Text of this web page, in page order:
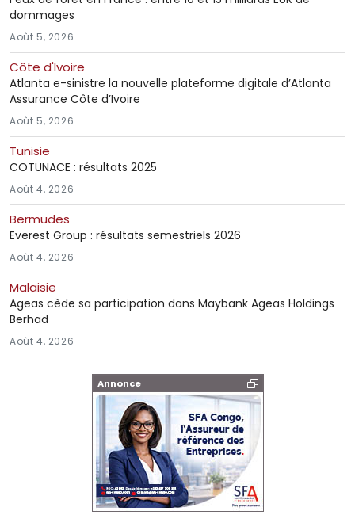
Annonce
dommages
Août 5, 2026
Côte d'Ivoire
Atlanta e-sinistre la nouvelle plateforme digitale d’Atlanta
Assurance Côte d’Ivoire
Août 5, 2026
Tunisie
COTUNACE : résultats 2025
Août 4, 2026
Bermudes
Everest Group : résultats semestriels 2026
Août 4, 2026
Malaisie
Ageas cède sa participation dans Maybank Ageas Holdings
Berhad
Août 4, 2026